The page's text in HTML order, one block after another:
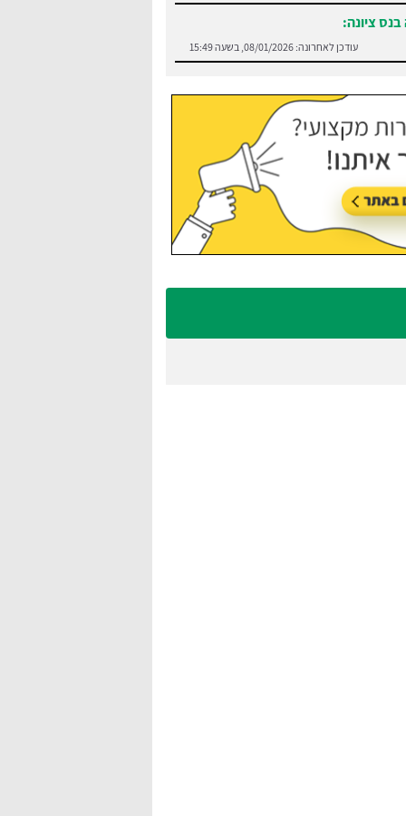
ציונה:
עודכן לאחרונה:08/01/2026, בשעה 15:49
עודכן לאחרונה: 21/07/2026, בשעה 13:05